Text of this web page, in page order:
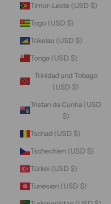
Timor-Leste (USD $)
Togo (USD $)
Tokelau (USD $)
Tonga (USD $)
Trinidad und Tobago
(USD $)
Tristan da Cunha (USD
$)
Tschad (USD $)
Tschechien (USD $)
Türkei (USD $)
Tunesien (USD $)